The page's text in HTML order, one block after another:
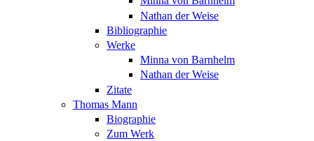
Nathan der Weise
Bibliographie
Werke
Minna von Barnhelm
Nathan der Weise
Zitate
Thomas Mann
Biographie
Zum Werk